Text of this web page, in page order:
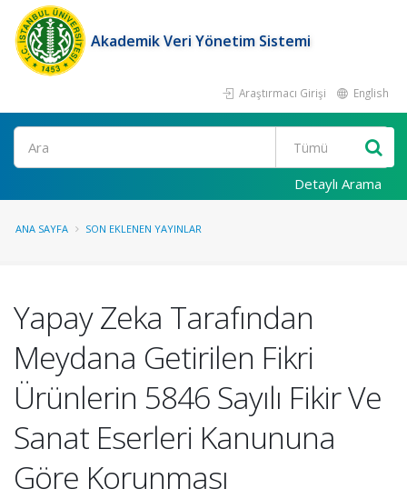
Akademik Veri Yönetim Sistemi
Araştırmacı Girişi English
Ara
Detaylı Arama
ANA SAYFA SON EKLENEN YAYINLAR
Yapay Zeka Tarafından
Meydana Getirilen Fikri
Ürünlerin 5846 Sayılı Fikir Ve
Sanat Eserleri Kanununa
Göre Korunması